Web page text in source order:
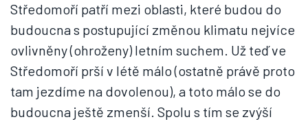
Středomoří patří mezi oblasti, které budou do
budoucna s postupující změnou klimatu nejvíce
ovlivněny (ohroženy) letním suchem. Už teď ve
Středomoří prší v létě málo (ostatně právě proto
tam jezdíme na dovolenou), a toto málo se do
budoucna ještě zmenší. Spolu s tím se zvýší